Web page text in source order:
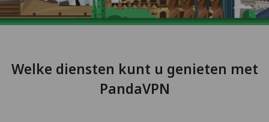
Welke diensten kunt u genieten met
PandaVPN